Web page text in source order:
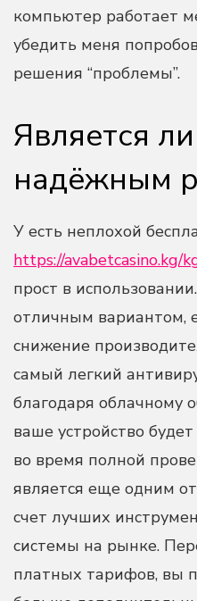
компьютер работает
убедить меня
решения “проблемы”.
Является
надёжным
У есть неплохой
https://avabetcasino.kg/
прост в
отличным вариантом,
снижение
самый легкий
благодаря облачному
ваше устройство
во время полной
является еще одним
счет лучших
системы на рынке.
платных тарифов, вы